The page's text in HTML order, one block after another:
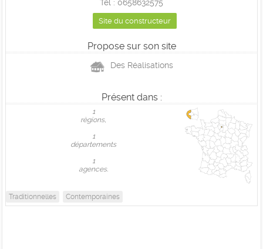
Tél : 0658632575
Site du constructeur
Propose sur son site
Des Réalisations
Présent dans :
1
règions,
1
départements
1
agences.
Traditionnelles Contemporaines